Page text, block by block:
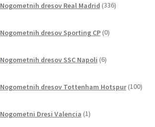
Nogometnih dresov Real Madrid 336izdelkov
Nogometnih dresov Sporting CP 0izdelkov
Nogometnih dresov SSC Napoli 6izdelkov
Nogometnih dresov Tottenham Hotspur 100
Nogometni Dresi Valencia 1izdelek